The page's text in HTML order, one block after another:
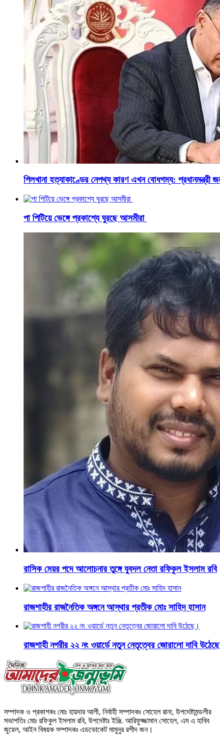
পিলখানা হত্যাকাণ্ডের নেপথ্য কারণ এখন বোধগম্য: প্রধানমন্ত্রী
পা পিটিয়ে ভেঙ্গে প্রকাশ্যে ঘুরছে আসমীরা
রাসিক মেয়র পদে আলোচনার তুঙ্গে যুবদল নেতা রফিকুল ইসলাম রবি
রাজশাহীর রাজনৈতিক অঙ্গনে আস্থার প্রতীক মোঃ সাহিদ হাসান
রাজশাহী নগরীর ২২ নং ওয়ার্ডে নতুন নেতৃত্বের জোরালো দাবি
সম্পাদক ও প্রকাশকঃ মোঃ হায়দার আলী, নির্বাহী সম্পাদকঃ সোহেল রানা, উপদেষ্টামন্ডলীর
সভাপতিঃ মোঃ রফিকুল ইসলাম রবি, উপদেষ্টাঃ ইঞ্জি. আরিফুজ্জামান সোহেল, এম এ হাবিব
জুয়েল, আইন বিষয়ক সম্পাদকঃ এডভোকেট মামুনুর রশীদ জন।